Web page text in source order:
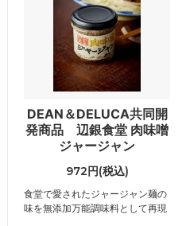
DEAN＆DELUCA共同開
発商品 辺銀食堂 肉味噌
ジャージャン
972円(税込)
食堂で愛されたジャージャン麺の
味を無添加万能調味料として再現